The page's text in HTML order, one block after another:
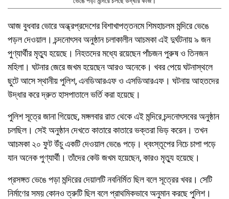
আজ বুধবার ভোরে অন্ধ্রপ্রদেশের বিশাখাপত্তনমে শিমহাচলম মন্দিরে ভেঙে
পড়ল দেওয়াল। চন্দনোৎসব অনুষ্ঠান চলাকালীন আচমকা এই দুর্ঘটনায় ৯ জন
পুণ্যার্থীর মৃত্যু হয়েছে। নিহতদের মধ্যে রয়েছেন পাঁচজন পুরুষ ও তিনজন
মহিলা। ঘটনার জেরে জখম হয়েছেন আরও অনেকে। খবর পেয়ে ঘটনাস্থলে
ছুটে আসে স্থানীয় পুলিশ, এনডিআরএফ ও এসডিআরএফ। ঘটনায় আহতদের
উদ্ধার করে দ্রুত হাসপাতালে ভর্তি করা হয়েছে।
পুলিশ সূত্রে জানা গিয়েছে, মঙ্গলবার রাত থেকে এই মন্দিরে চন্দনোৎসবের অনুষ্ঠান
চলছিল। সেই অনুষ্ঠান দেখতে কাতারে কাতারে ভক্তরা ভিড় করেন। তখন
আচমকা ২০ ফুট উঁচু একটি দেওয়াল ভেঙে পড়ে। ধ্বংস্তূপের নিচে চাপা পড়ে
যান অনেক পুণ্যার্থী। তাঁদের কেউ জখম হয়েছেন, কারও মৃত্যু হয়েছে।
প্রসঙ্গত ভেঙে পড়া মন্দিরের দেয়ালটি নবনির্মিত ছিল বলে সূত্রের খবর। সেটি
নির্মাণের সময় কোনও ত্রুটি ছিল বলে প্রাথমিকভাবে অনুমান করছে পুলিশ।